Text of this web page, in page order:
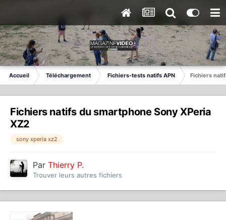
Accueil Téléchargement Fichiers-tests natifs APN Fichiers
Fichiers natifs du smartphone Sony XPeria
XZ2
sony xperia xz2
Par Thierry P.
Trouver leurs autres fichiers